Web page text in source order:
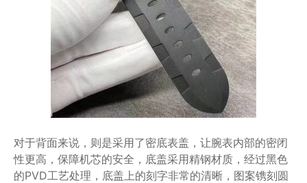
对于背面来说，则是采用了密底表盖，让腕表内部的密闭
性更高，保障机芯的安全，底盖采用精钢材质，经过黑色
的PVD工艺处理，底盖上的刻字非常的清晰，图案镌刻圆